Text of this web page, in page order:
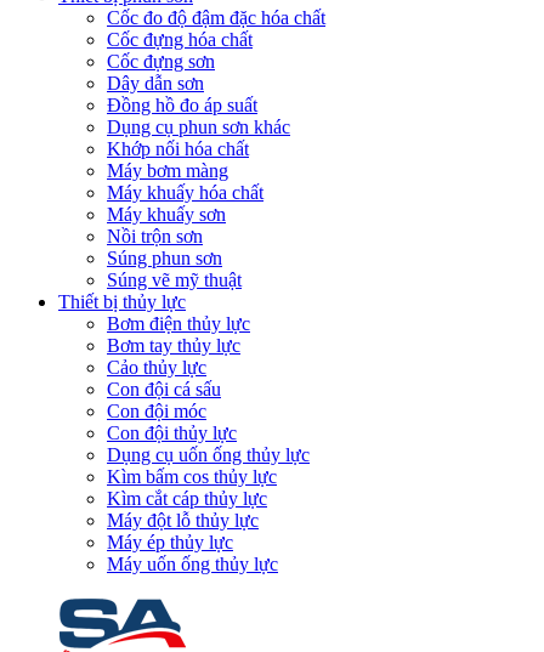
Cốc đo độ đậm đặc hóa chất
Cốc đựng hóa chất
Cốc đựng sơn
Dây dẫn sơn
Đồng hồ đo áp suất
Dụng cụ phun sơn khác
Khớp nối hóa chất
Máy bơm màng
Máy khuấy hóa chất
Máy khuấy sơn
Nồi trộn sơn
Súng phun sơn
Súng vẽ mỹ thuật
Thiết bị thủy lực
Bơm điện thủy lực
Bơm tay thủy lực
Cảo thủy lực
Con đội cá sấu
Con đội móc
Con đội thủy lực
Dụng cụ uốn ống thủy lực
Kìm bấm cos thủy lực
Kìm cắt cáp thủy lực
Máy đột lỗ thủy lực
Máy ép thủy lực
Máy uốn ống thủy lực